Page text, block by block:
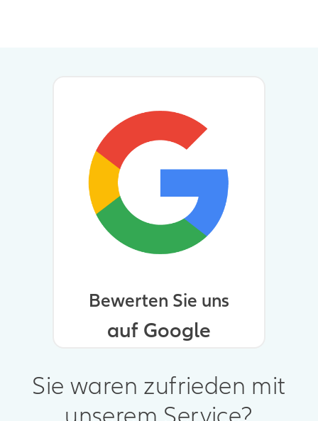
Bewerten Sie uns
auf Google
Sie waren zufrieden mit